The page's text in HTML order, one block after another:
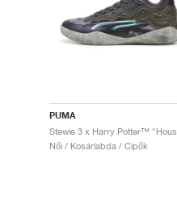
PUMA
Női / Kosárlabda / Cipők